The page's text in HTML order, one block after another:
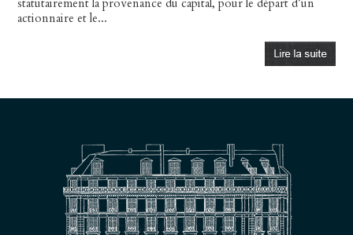
statutairement la provenance du capital, pour le départ d’un
actionnaire et le...